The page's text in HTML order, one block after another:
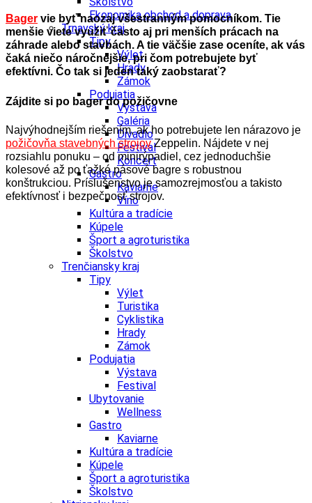
Ekonomika obchod a doprava
Trnavský kraj
Tipy
Výlet
Hrady
Zámok
Podujatia
Výstava
Galéria
Divadlo
Festival
Koncert
Gastro
Kaviarne
Víno
Kultúra a tradície
Kúpele
Šport a agroturistika
Školstvo
Trenčiansky kraj
Tipy
Výlet
Turistika
Cyklistika
Hrady
Zámok
Podujatia
Výstava
Festival
Ubytovanie
Wellness
Gastro
Kaviarne
Kultúra a tradície
Kúpele
Šport a agroturistika
Školstvo
Bager vie byť naozaj všestranným pomocníkom. Tie
menšie viete využiť často aj pri menších prácach na
záhrade alebo stavbách. A tie väčšie zase oceníte, ak vás
čaká niečo náročnejšie, pri čom potrebujete byť
efektívni. Čo tak si jeden taký zaobstarať?
Zájdite si po bager do požičovne
Najvýhodnejším riešením, ak ho potrebujete len nárazovo je
požičovňa stavebných strojovZeppelin. Nájdete v nej
rozsiahlu ponuku – od minirýpadiel, cez jednoduchšie
kolesové až po ťažké pásové bagre s robustnou
konštrukciou. Príslušenstvo je samozrejmosťou a takisto
efektívnosť i bezpečnosť strojov.